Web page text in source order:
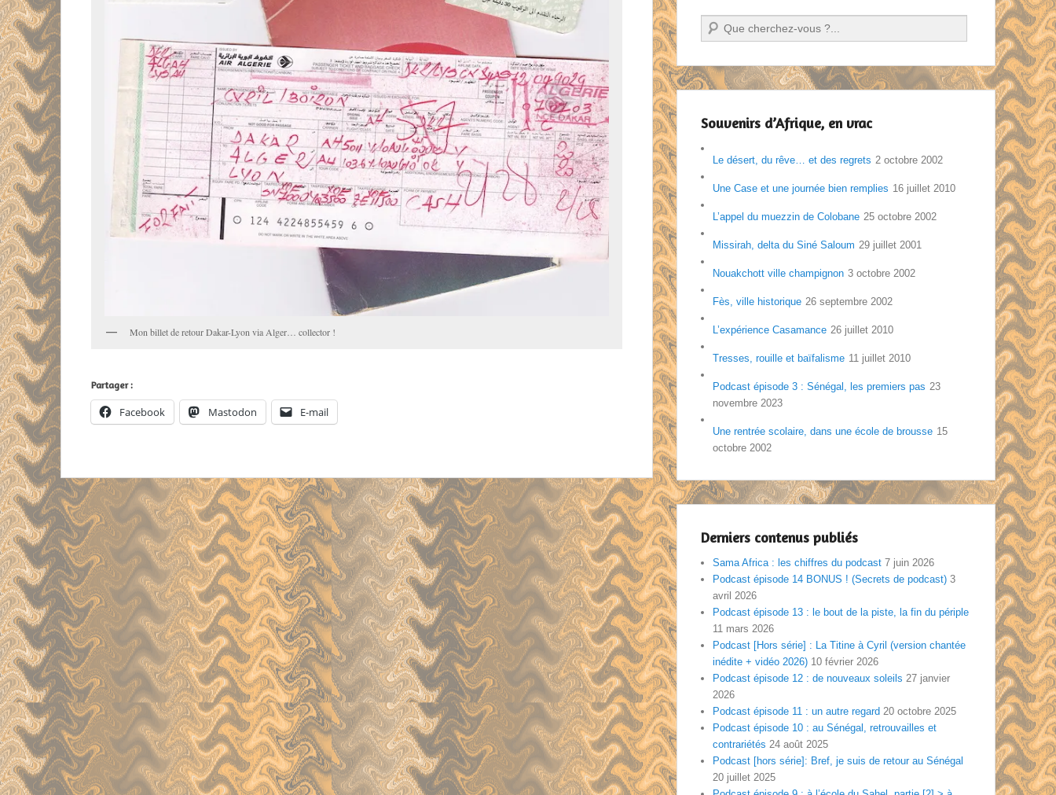
Mon billet de retour Dakar-Lyon via Alger… collector !
Partager :
Facebook Mastodon E-mail
Recherche
Souvenirs d’Afrique, en vrac
Le désert, du rêve… et des regrets 2 octobre 2002
Une Case et une journée bien remplies 16 juillet 2010
L’appel du muezzin de Colobane 25 octobre 2002
Missirah, delta du Siné Saloum 29 juillet 2001
Nouakchott ville champignon 3 octobre 2002
Fès, ville historique 26 septembre 2002
L’expérience Casamance 26 juillet 2010
Tresses, rouille et baïfalisme 11 juillet 2010
Podcast épisode 3 : Sénégal, les premiers pas 23
novembre 2023
Une rentrée scolaire, dans une école de brousse 15
octobre 2002
Derniers contenus publiés
Sama Africa : les chiffres du podcast 7 juin 2026
Podcast épisode 14 BONUS ! (Secrets de podcast) 3
avril 2026
Podcast épisode 13 : le bout de la piste, la fin du périple
11 mars 2026
Podcast [Hors série] : La Titine à Cyril (version chantée
inédite + vidéo 2026) 10 février 2026
Podcast épisode 12 : de nouveaux soleils 27 janvier
2026
Podcast épisode 11 : un autre regard 20 octobre 2025
Podcast épisode 10 : au Sénégal, retrouvailles et
contrariétés 24 août 2025
Podcast [hors série]: Bref, je suis de retour au Sénégal
20 juillet 2025